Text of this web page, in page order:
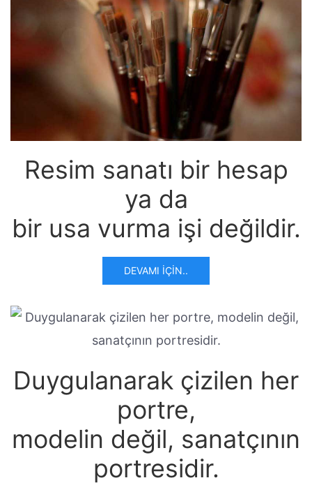
Resim sanatı bir hesap
ya da
bir usa vurma işi değildir.
DEVAMI İÇIN..
Duygulanarak çizilen her
portre,
modelin değil, sanatçının
portresidir.